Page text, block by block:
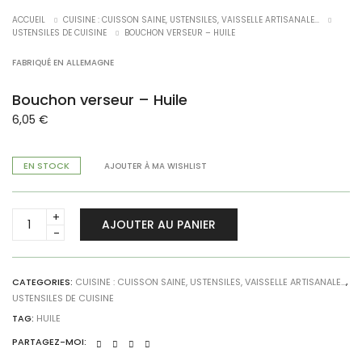
ACCUEIL
CUISINE : CUISSON SAINE, USTENSILES, VAISSELLE ARTISANALE...
USTENSILES DE CUISINE
BOUCHON VERSEUR – HUILE
FABRIQUÉ EN ALLEMAGNE
Bouchon verseur – Huile
6,05 €
EN STOCK
Bouchon
verseur
quantity
AJOUTER AU PANIER
AJOUTER À MA WISHLIST
CATEGORIES: CUISINE : CUISSON SAINE, USTENSILES, VAISSELLE ARTISANALE...,
USTENSILES DE CUISINE
TAG: HUILE
PARTAGEZ-MOI: